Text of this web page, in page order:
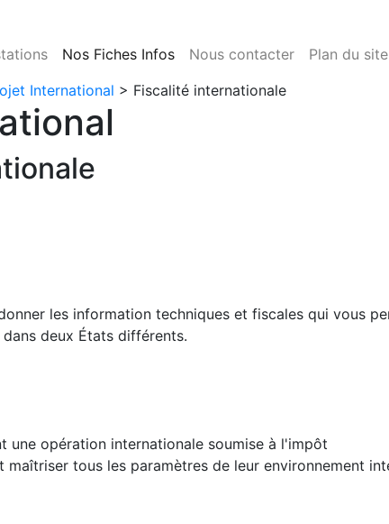
Nos Fiches Infos Nous contacter Plan du site
International > Fiscalité internationale
les information techniques et fiscales qui vous
deux États différents.
une opération internationale soumise à l'impôt
maîtriser tous les paramètres de leur environnement